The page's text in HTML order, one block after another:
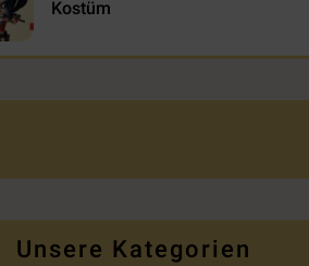
Kostüm
Unsere Kategorien